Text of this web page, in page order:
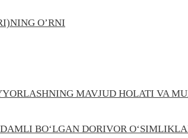
O’RNI
MAVJUD HОLATI VA
BO‘LGAN DORIVOR